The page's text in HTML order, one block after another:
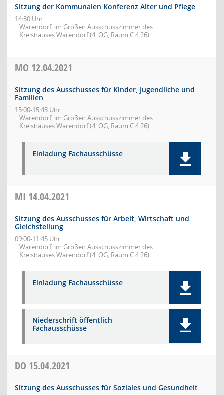
Sitzung der Kommunalen Konferenz Alter und Pflege
14:30 Uhr
Warendorf, im Großen Ausschusszimmer des
Kreishauses Warendorf (4. OG, Raum C 4.26)
MO 12.04.2021
Sitzung des Ausschusses für Kinder, Jugendliche und
Familien
15:00-15:43 Uhr
Warendorf, im Großen Ausschusszimmer des
Kreishauses Warendorf (4. OG, Raum C 4.26)
Einladung Fachausschüsse
MI 14.04.2021
Sitzung des Ausschusses für Arbeit, Wirtschaft und
Gleichstellung
09:00-11:45 Uhr
Warendorf, im Großen Ausschusszimmer des
Kreishauses Warendorf (4. OG, Raum C 4.26)
Einladung Fachausschüsse
Niederschrift öffentlich
Fachausschüsse
DO 15.04.2021
Sitzung des Ausschusses für Soziales und Gesundheit